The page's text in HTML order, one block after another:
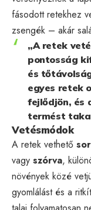
fásodott retekhez
zsengék – akár
„A retek
pontosság
és
egyes retek
fejlődjön, és
termést
Vetésmódok
A retek vethető
vagy szórva,
növények közé
gyomlálást és a